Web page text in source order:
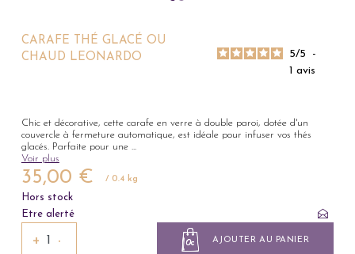
CARAFE THÉ GLACÉ OU
CHAUD LEONARDO
5/5
-
1avis
Chic et décorative, cette carafe en verre à double paroi, dotée d'un
couvercle à fermeture automatique, est idéale pour infuser vos thés
glacés. Parfaite pour une ...
Voir plus
35,00 € / 0.4 kg
Hors stock
Etre alerté
AJOUTER AU PANIER
+ −